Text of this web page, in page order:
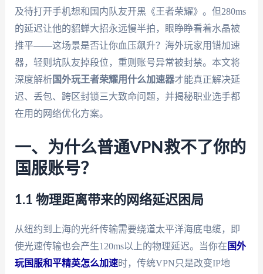
及待打开手机想和国内队友开黑《王者荣耀》。但280ms
的延迟让他的貂蝉大招永远慢半拍，眼睁睁看着水晶被
推平——这场景是否让你血压飙升？海外玩家用错加速
器，轻则坑队友掉段位，重则账号异常被封禁。本文将
深度解析国外玩王者荣耀用什么加速器才能真正解决延
迟、丢包、跨区封锁三大致命问题，并揭秘职业选手都
在用的网络优化方案。
一、为什么普通VPN救不了你的
国服账号？
1.1 物理距离带来的网络延迟困局
从纽约到上海的光纤传输需要绕道太平洋海底电缆，即
使光速传输也会产生120ms以上的物理延迟。当你在 国外
玩国服和平精英怎么加速时，传统VPN只是改变IP地